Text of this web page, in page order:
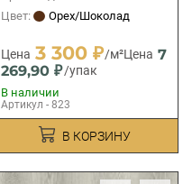
Цвет:
Орех/Шоколад
Цена 3 300 ₽/м²Цена 7
269,90 ₽/упак
В наличии
Артикул - 823
В КОРЗИНУ